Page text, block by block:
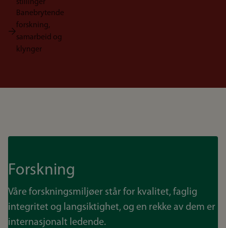
stillinger
Banebrytende
forskning,
samarbeid og
klynger
Forskning
Våre forskningsmiljøer står for kvalitet, faglig
integritet og langsiktighet, og en rekke av dem er
internasjonalt ledende.